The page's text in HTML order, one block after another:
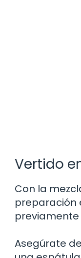
Vertido
Con la
preparación
Asegúrate